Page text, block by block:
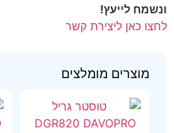
ונשמח לייעץ!
לחצו כאן ליצירת קשר
מוצרים מומלצים